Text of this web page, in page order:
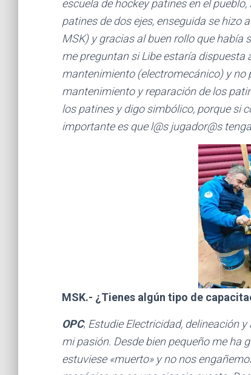
escuela de hockey patines en el
patines de dos ejes, enseguida se hizo
MSK) y gracias al buen rollo que había
me preguntan si Libe estaría dispuesta
mantenimiento (electromecánico) y no
mantenimiento y reparación de los
los patines y digo simbólico, porque si
importante es que l@s jugador@s
MSK.- ¿Tienes algún tipo de
OPC; Estudie Electricidad, delineación
mi pasión. Desde bien pequeño me ha
estuviese «muerto» y no nos